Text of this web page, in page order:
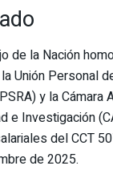
de la Nación
Unión Personal
y la Cámara
e Investigación
del CCT
de 2025.